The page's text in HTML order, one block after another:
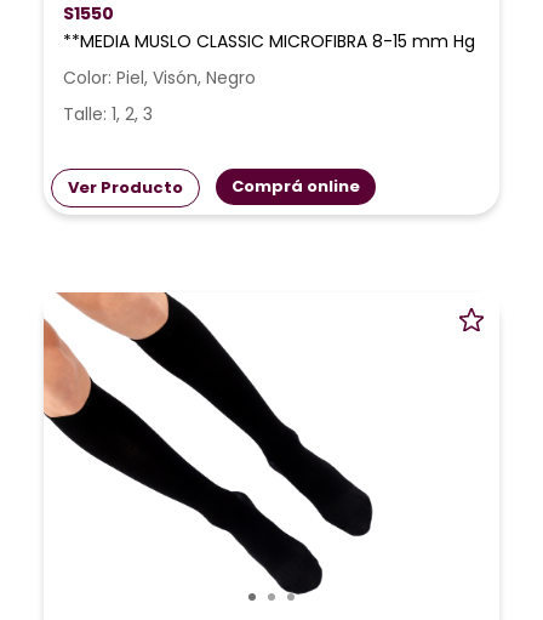
S1550
**MEDIA MUSLO CLASSIC MICROFIBRA 8-15 mm Hg
Color: Piel, Visón, Negro
Talle: 1, 2, 3
Ver Producto Comprá online